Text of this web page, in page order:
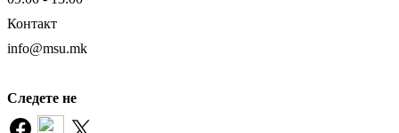
Контакт
info@msu.mk
Следете не